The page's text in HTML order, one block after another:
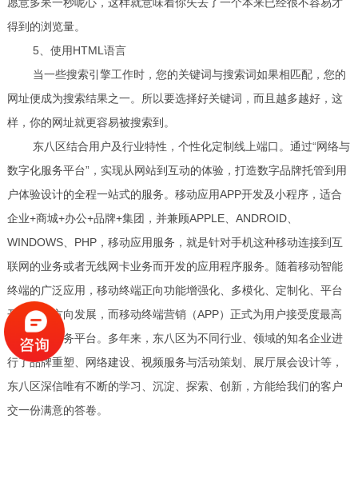
得到的浏览量。
5、使用HTML语言
当一些搜索引擎工作时，您的关键词与搜索词如果相匹配，您的
网址便成为搜索结果之一。所以要选择好关键词，而且越多越好，这
样，你的网址就更容易被搜索到。
东八区结合用户及行业特性，个性化定制线上端口。通过“网络与
数字化服务平台”，实现从网站到互动的体验，打造数字品牌托管到用
户体验设计的全程一站式的服务。移动应用APP开发及小程序，适合
企业+商城+办公+品牌+集团，并兼顾APPLE、ANDROID、
WINDOWS、PHP，移动应用服务，就是针对手机这种移动连接到互
联网的业务或者无线网卡业务而开发的应用程序服务。随着移动智能
终端的广泛应用，移动终端正向功能增强化、多模化、定制化、平台
开放化的方向发展，而移动终端营销（APP）正式为用户接受度最高
的互联网服务平台。多年来，东八区为不同行业、领域的知名企业进
行了品牌重塑、网络建设、视频服务与活动策划、展厅展会设计等，
东八区深信唯有不断的学习、沉淀、探索、创新，方能给我们的客户
交一份满意的答卷。